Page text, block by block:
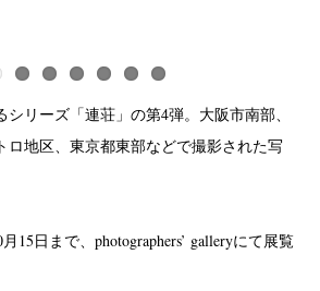
リーズ「連荘」の第4弾。大阪市南部、
ロ地区、東京都東部などで撮影された写
15日まで、photographers’ galleryにて展覧